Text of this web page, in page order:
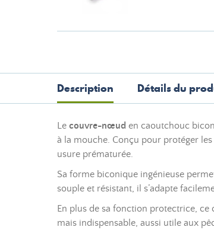
Description Détails du
Le couvre-nœud en caoutchouc
à la mouche. Conçu pour protéger
usure prématurée.
Sa forme biconique ingénieuse
souple et résistant, il s’adapte
En plus de sa fonction protectrice,
mais indispensable, aussi utile aux